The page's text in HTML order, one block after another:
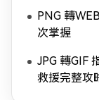
PNG 轉
次掌握
JPG 轉GIF
救援完整攻